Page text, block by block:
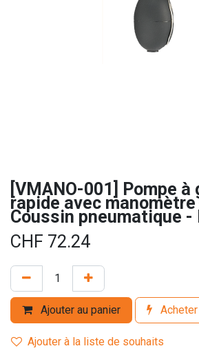
[VMANO-001] Pompe à
rapide avec
Coussin pneumatique -
CHF 72.24
Ajouter au panier
Ajouter à la liste de souhaits